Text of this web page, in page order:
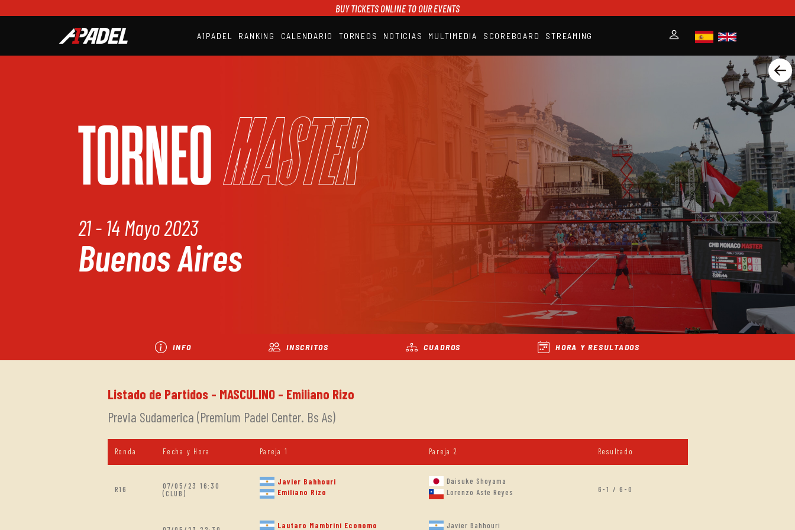
BUY TICKETS ONLINE TO OUR EVENTS
A1PADEL RANKING CALENDARIO TORNEOS NOTICIAS MULTIMEDIA SCOREBOARD STREAMING
SCOREBOARD
TORNEOMaster
21 - 14 Mayo 2023
Buenos Aires
INFO INSCRITOS CUADROS HORA Y RESULTADOS
Listado de Partidos - MASCULINO - Emiliano Rizo
Previa Sudamerica (Premium Padel Center. Bs As)
Ronda Fecha y Hora Pareja 1 Pareja 2 Resultado
R16
07/05/23 16:30
(CLUB)
Javier Bahhouri
Emiliano Rizo
Daisuke Shoyama
Lorenzo Aste Reyes
6-1 / 6-0
Lautaro Mambrini Economo
Javier Bahhouri